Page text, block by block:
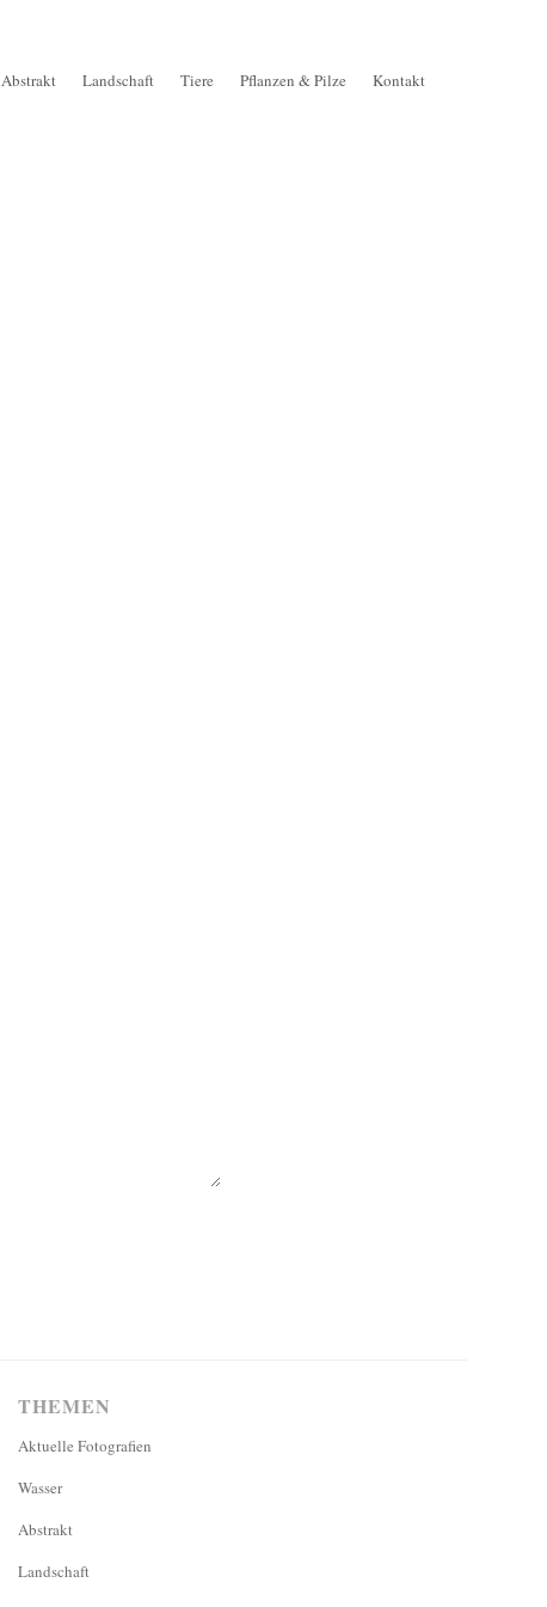
Abstrakt Landschaft Tiere Pflanzen & Pilze Kontakt
THEMEN
Aktuelle Fotografien
Wasser
Abstrakt
Landschaft